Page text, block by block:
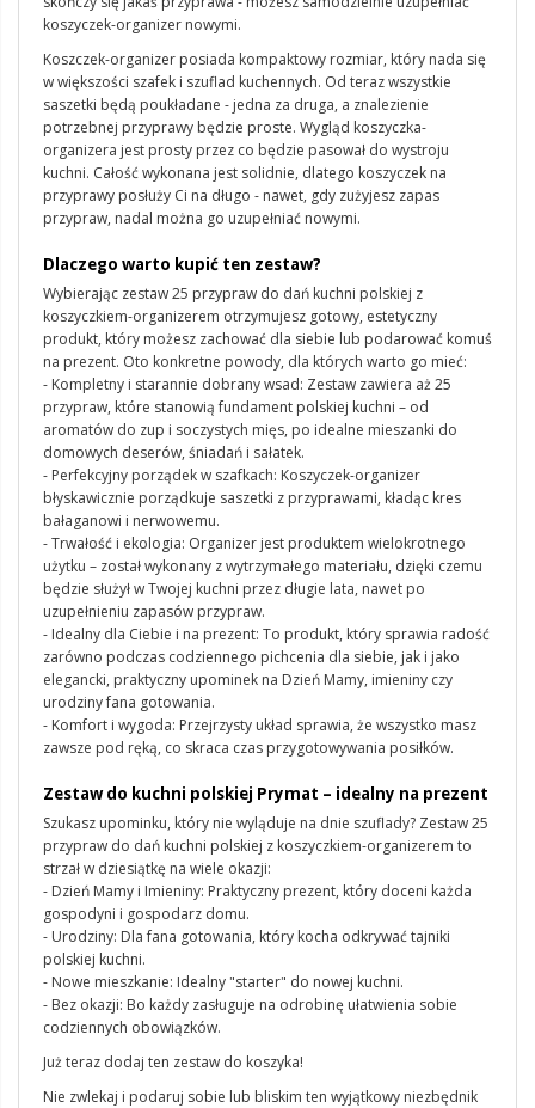
koszyczek-organizer nowymi.
Koszczek-organizer posiada kompaktowy rozmiar, który nada się
w większości szafek i szuflad kuchennych. Od teraz wszystkie
saszetki będą poukładane - jedna za druga, a znalezienie
potrzebnej przyprawy będzie proste. Wygląd koszyczka-
organizera jest prosty przez co będzie pasował do wystroju
kuchni. Całość wykonana jest solidnie, dlatego koszyczek na
przyprawy posłuży Ci na długo - nawet, gdy zużyjesz zapas
przypraw, nadal można go uzupełniać nowymi.
Dlaczego warto kupić ten zestaw?
Wybierając zestaw 25 przypraw do dań kuchni polskiej z
koszyczkiem-organizerem otrzymujesz gotowy, estetyczny
produkt, który możesz zachować dla siebie lub podarować komuś
na prezent. Oto konkretne powody, dla których warto go mieć:
- Kompletny i starannie dobrany wsad: Zestaw zawiera aż 25
przypraw, które stanowią fundament polskiej kuchni – od
aromatów do zup i soczystych mięs, po idealne mieszanki do
domowych deserów, śniadań i sałatek.
- Perfekcyjny porządek w szafkach: Koszyczek-organizer
błyskawicznie porządkuje saszetki z przyprawami, kładąc kres
bałaganowi i nerwowemu.
- Trwałość i ekologia: Organizer jest produktem wielokrotnego
użytku – został wykonany z wytrzymałego materiału, dzięki czemu
będzie służył w Twojej kuchni przez długie lata, nawet po
uzupełnieniu zapasów przypraw.
- Idealny dla Ciebie i na prezent: To produkt, który sprawia radość
zarówno podczas codziennego pichcenia dla siebie, jak i jako
elegancki, praktyczny upominek na Dzień Mamy, imieniny czy
urodziny fana gotowania.
- Komfort i wygoda: Przejrzysty układ sprawia, że wszystko masz
zawsze pod ręką, co skraca czas przygotowywania posiłków.
Zestaw do kuchni polskiej Prymat – idealny na prezent
Szukasz upominku, który nie wyląduje na dnie szuflady? Zestaw 25
przypraw do dań kuchni polskiej z koszyczkiem-organizerem to
strzał w dziesiątkę na wiele okazji:
- Dzień Mamy i Imieniny: Praktyczny prezent, który doceni każda
gospodyni i gospodarz domu.
- Urodziny: Dla fana gotowania, który kocha odkrywać tajniki
polskiej kuchni.
- Nowe mieszkanie: Idealny "starter" do nowej kuchni.
- Bez okazji: Bo każdy zasługuje na odrobinę ułatwienia sobie
codziennych obowiązków.
Już teraz dodaj ten zestaw do koszyka!
Nie zwlekaj i podaruj sobie lub bliskim ten wyjątkowy niezbędnik